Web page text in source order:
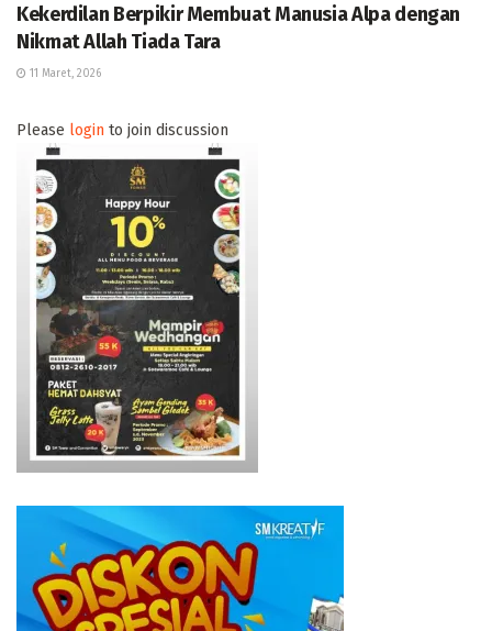
Kekerdilan Berpikir Membuat Manusia Alpa dengan
Nikmat Allah Tiada Tara
11 Maret, 2026
Please login to join discussion